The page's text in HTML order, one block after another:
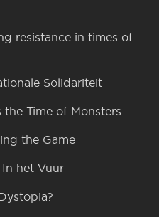
resistance in times of
Solidariteit
Time of Monsters
the Game
In het Vuur